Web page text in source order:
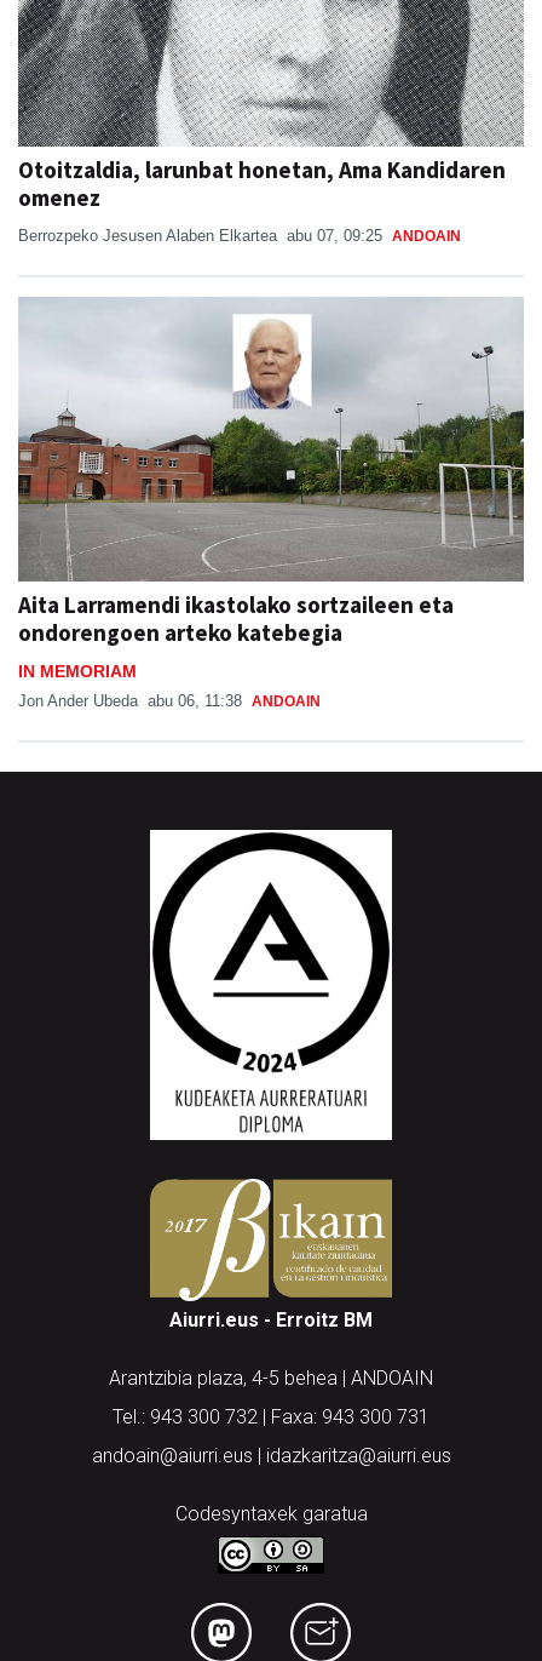
Otoitzaldia, larunbat honetan, Ama Kandidaren
omenez
Berrozpeko Jesusen Alaben Elkartea abu 07, 09:25 ANDOAIN
Aita Larramendi ikastolako sortzaileen eta
ondorengoen arteko katebegia
IN MEMORIAM
Jon Ander Ubeda abu 06, 11:38 ANDOAIN
Aiurri.eus - Erroitz BM
Arantzibia plaza, 4-5 behea | ANDOAIN
Tel.: 943 300 732 | Faxa: 943 300 731
andoain@aiurri.eus | idazkaritza@aiurri.eus
Codesyntaxek garatua